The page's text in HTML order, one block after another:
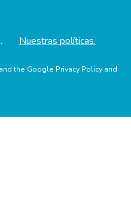
Nuestras políticas.
the Google Privacy Policy and